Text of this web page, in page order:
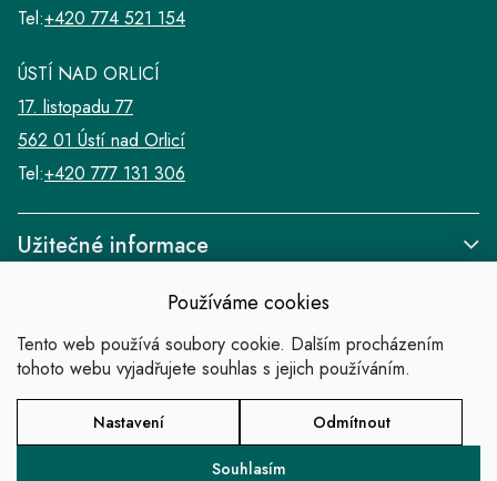
Používáme cookies
Tento web používá soubory cookie. Dalším procházením
tohoto webu vyjadřujete souhlas s jejich používáním.
Odmítnout
Souhlasím
Nastavení
Užitečné informace
Tel:+420 774 521 154
ÚSTÍ NAD ORLICÍ
17. listopadu 77
562 01 Ústí nad Orlicí
Tel:+420 777 131 306
Copyright 2026SALABA zlatnické studio.
Všechna práva vyhrazena.